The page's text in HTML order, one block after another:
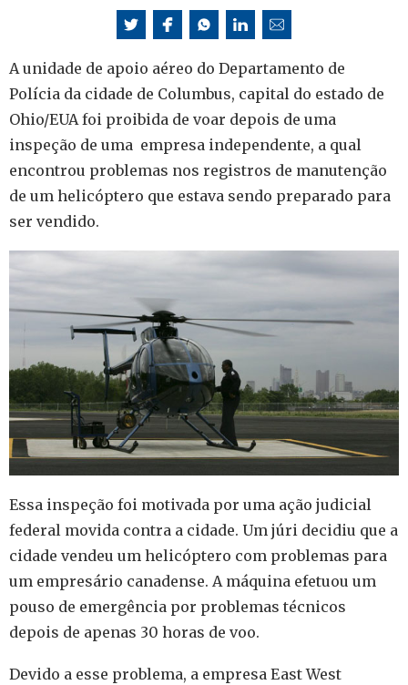
A unidade de apoio aéreo do Departamento de
Polícia da cidade de Columbus, capital do estado de
Ohio/EUA foi proibida de voar depois de uma
inspeção de uma empresa independente, a qual
encontrou problemas nos registros de manutenção
de um helicóptero que estava sendo preparado para
ser vendido.
Essa inspeção foi motivada por uma ação judicial
federal movida contra a cidade. Um júri decidiu que a
cidade vendeu um helicóptero com problemas para
um empresário canadense. A máquina efetuou um
pouso de emergência por problemas técnicos
depois de apenas 30 horas de voo.
Devido a esse problema, a empresa East West